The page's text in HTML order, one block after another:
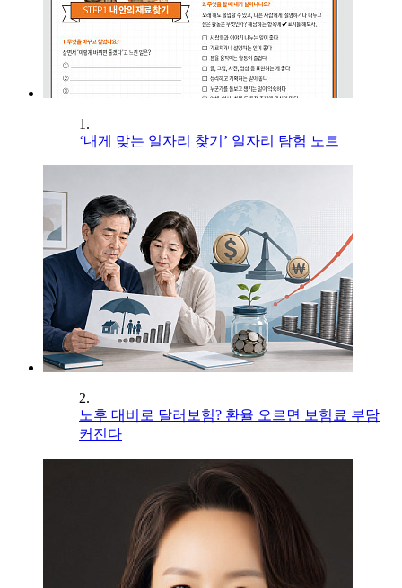
1.
‘내게 맞는 일자리 찾기’ 일자리 탐험 노트
2.
노후 대비로 달러보험? 환율 오르면 보험료 부담
커진다